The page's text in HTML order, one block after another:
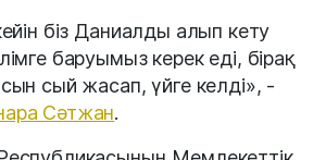
біз Даниалды алып кету
баруымыз керек еді, бірақ
сый жасап, үйге келді», -
Сәтжан.